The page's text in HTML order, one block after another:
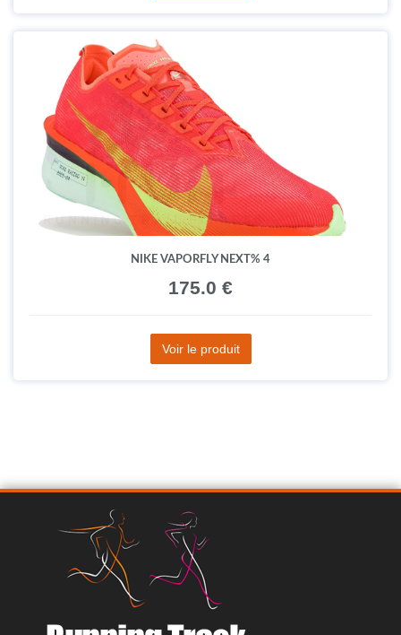
NIKE VAPORFLY NEXT% 4
175.0 €
Voir le produit